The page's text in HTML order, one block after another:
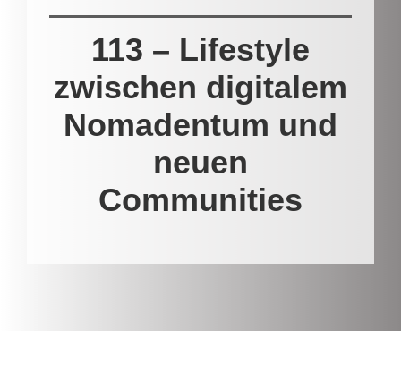
113 – Lifestyle
zwischen digitalem
Nomadentum und
neuen
Communities